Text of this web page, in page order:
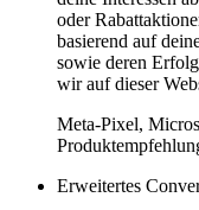
oder
basierend auf
sowie deren
wir auf dieser
Meta-Pixel,
Erweitertes